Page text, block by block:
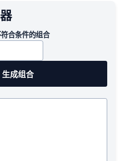
合条件的组合
生成组合